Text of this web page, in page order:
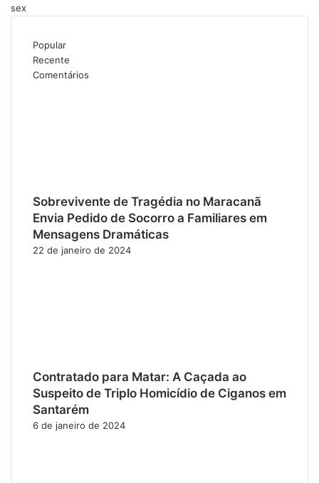
sex
Popular
Recente
Comentários
Sobrevivente de Tragédia no Maracanã
Envia Pedido de Socorro a Familiares em
Mensagens Dramáticas
22 de janeiro de 2024
Contratado para Matar: A Caçada ao
Suspeito de Triplo Homicídio de Ciganos em
Santarém
6 de janeiro de 2024